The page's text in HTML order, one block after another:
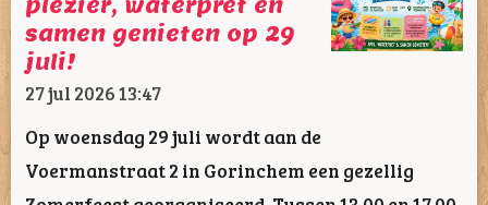
plezier, waterpret en
samen genieten op 29
juli!
27 jul 202613:47
Op woensdag 29 juli wordt aan de
Voermanstraat 2 in Gorinchem een gezellig